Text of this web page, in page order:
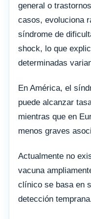
general o
casos, evoluciona
síndrome de
shock, lo que
determinadas
En América, el
puede alcanzar
mientras que en
menos graves
Actualmente no
vacuna
clínico se basa en
detección